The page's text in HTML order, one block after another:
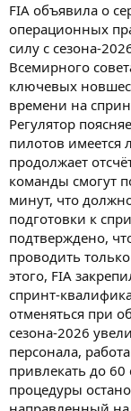
FIA объявила о
операционных
силу с сезона-
Всемирного
ключевых
времени на
Регулятор
пилотов имеется
продолжает
команды смогут
минут, что
подготовки к
подтверждено,
проводить
этого, FIA
спринт-
отменяться при
сезона-2026
персонала,
привлекать до
процедуры